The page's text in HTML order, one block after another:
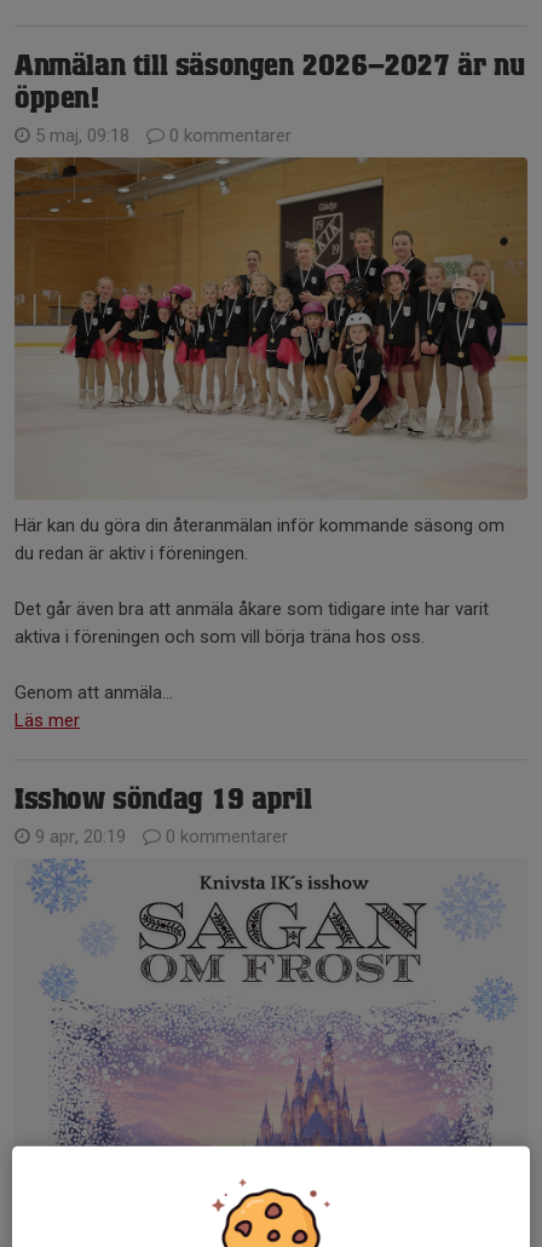
Anmälan till säsongen 2026–2027 är nu
öppen!
5 maj, 09:18 0 kommentarer
Här kan du göra din återanmälan inför kommande säsong om
du redan är aktiv i föreningen.
Det går även bra att anmäla åkare som tidigare inte har varit
aktiva i föreningen och som vill börja träna hos oss.
Genom att anmäla...
Läs mer
Isshow söndag 19 april
9 apr, 20:19 0 kommentarer